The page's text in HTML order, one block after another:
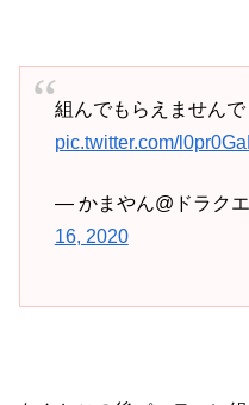
組んでもらえませんで
pic.twitter.com/
— かまやん@ドラク
16, 2020